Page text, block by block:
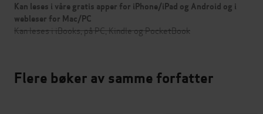
Kan leses i våre gratis apper for iPhone/iPad og Android og i
webleser for Mac/PC
Kan leses i iBooks, på PC, Kindle og PocketBook
Flere bøker av samme forfatter